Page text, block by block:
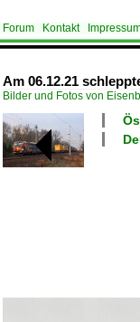
Forum Kontakt
Am 06.12.21
Bilder und Fotos von